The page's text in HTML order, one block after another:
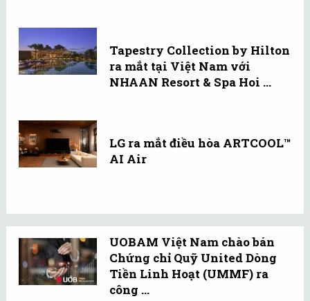
Tapestry Collection by Hilton
ra mắt tại Việt Nam với
NHAAN Resort & Spa Hoi ...
LG ra mắt điều hòa ARTCOOL™
AI Air
UOBAM Việt Nam chào bán
Chứng chỉ Quỹ United Dòng
Tiền Linh Hoạt (UMMF) ra
công ...